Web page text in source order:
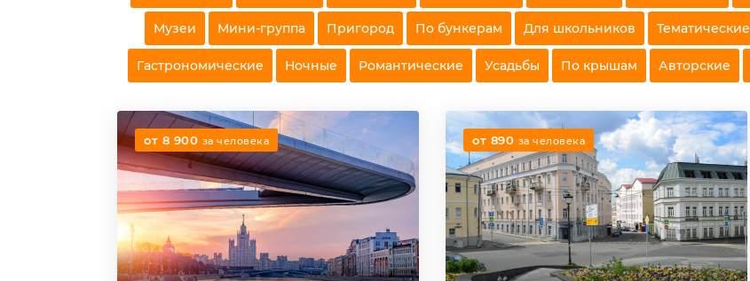
Музеи Мини-группа Пригород По бункерам Для школьников Тематические
Гастрономические Ночные Романтические Усадьбы По крышам Авторские
от 8 900 за человека от 890 за человека